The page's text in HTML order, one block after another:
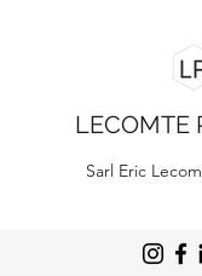
LECOMTE
Sarl Eric